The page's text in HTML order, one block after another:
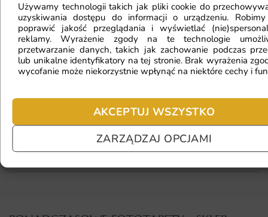
Używamy technologii takich jak pliki cookie do
uzyskiwania dostępu do informacji o urządzeniu.
poprawić jakość przeglądania i wyświetlać
reklamy. Wyrażenie zgody na te technologie
przetwarzanie danych, takich jak zachowanie podczas
lub unikalne identyfikatory na tej stronie. Brak wyrażenia
wycofanie może niekorzystnie wpłynąć na niektóre cechy i
AKCEPTUJ WSZYSTKO
ZARZĄDZAJ OPCJAMI
Fototapeta ma inny kolor na telefonie
a inny na komputerze. Jak sprawdzić
kolor?
Jaki materiał wybrać?
Jaka jest trwałość fototapety?